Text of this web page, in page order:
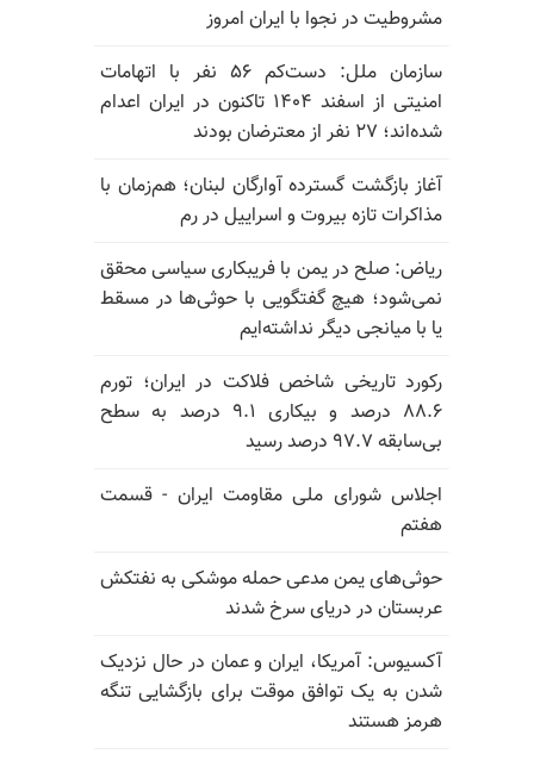
مشروطیت در نجوا با ایران امروز
سازمان ملل: دست‌کم ۵۶ نفر با اتهامات
امنیتی از اسفند ۱۴۰۴ تاکنون در ایران اعدام
شده‌اند؛ ۲۷ نفر از معترضان بودند
آغاز بازگشت گسترده آوارگان لبنان؛ هم‌زمان با
مذاکرات تازه بیروت و اسراییل در رم
ریاض: صلح در یمن با فریبکاری سیاسی محقق
نمی‌شود؛ هیچ گفتگویی با حوثی‌ها در مسقط
یا با میانجی دیگر نداشته‌ایم
رکورد تاریخی شاخص فلاکت در ایران؛ تورم
۸۸.۶ درصد و بیکاری ۹.۱ درصد به سطح
بی‌سابقه ۹۷.۷ درصد رسید
اجلاس شورای ملی مقاومت ایران - قسمت
هفتم
حوثی‌های یمن مدعی حمله موشکی به نفتکش
عربستان در دریای سرخ شدند
آکسیوس: آمریکا، ایران و عمان در حال نزدیک
شدن به یک توافق موقت برای بازگشایی تنگه
هرمز هستند